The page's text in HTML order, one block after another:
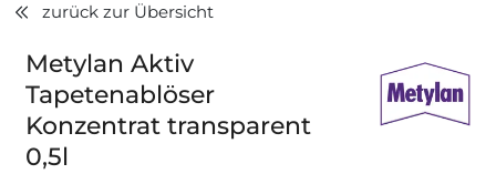
zurück zur Übersicht
Metylan Aktiv
Tapetenablöser
Konzentrat transparent
0,5l